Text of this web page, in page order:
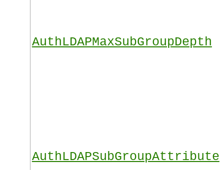
AuthLDAPMaxSubGroupDepth
AuthLDAPSubGroupAttribute